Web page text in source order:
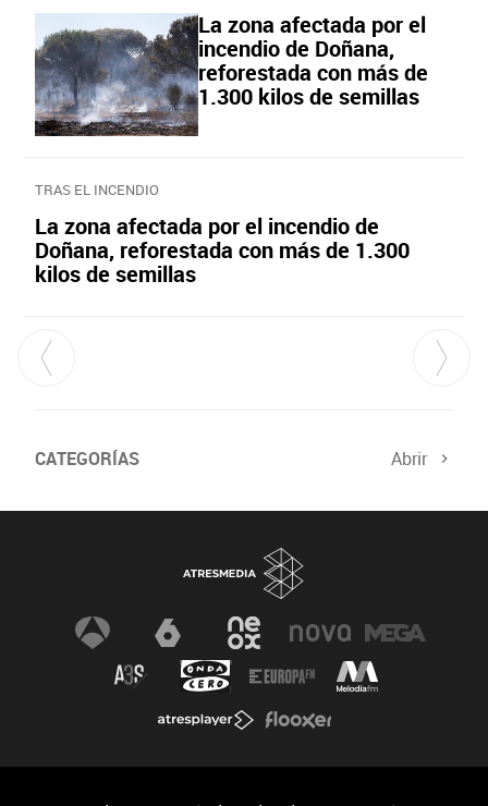
La zona afectada por el
incendio de Doñana,
reforestada con más de
1.300 kilos de semillas
TRAS EL INCENDIO
La zona afectada por el incendio de
Doñana, reforestada con más de 1.300
kilos de semillas
CATEGORÍAS Abrir